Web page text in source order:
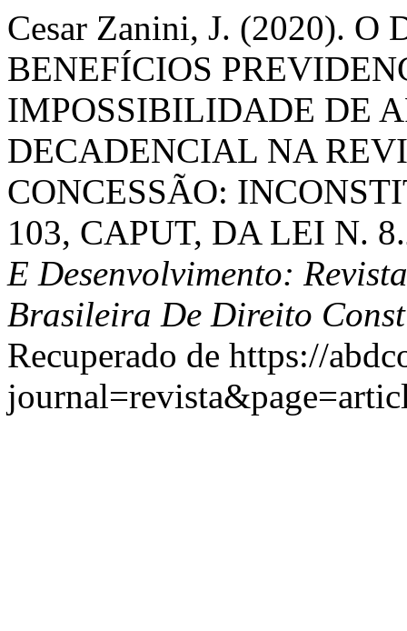
Cesar Zanini, J. (2020).
BENEFÍCIOS
IMPOSSIBILIDADE DE
DECADENCIAL NA
CONCESSÃO:
103, CAPUT, DA LEI N.
E Desenvolvimento:
Brasileira De Direito
Recuperado de https://